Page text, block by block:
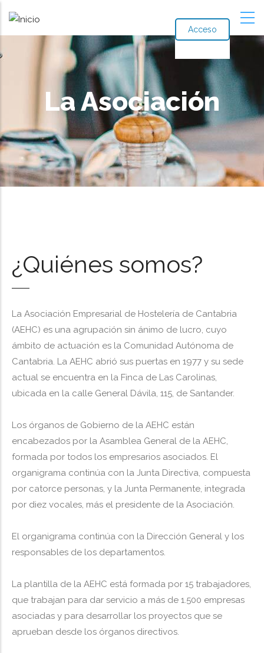
Acceso
La Asociación
Ruta
de
navegación
¿Quiénes somos?
La Asociación Empresarial de Hostelería de Cantabria
(AEHC) es una agrupación sin ánimo de lucro, cuyo
ámbito de actuación es la Comunidad Autónoma de
Cantabria. La AEHC abrió sus puertas en 1977 y su sede
actual se encuentra en la Finca de Las Carolinas,
ubicada en la calle General Dávila, 115, de Santander.
Los órganos de Gobierno de la AEHC están
encabezados por la Asamblea General de la AEHC,
formada por todos los empresarios asociados. El
organigrama continúa con la Junta Directiva, compuesta
por catorce personas, y la Junta Permanente, integrada
por diez vocales, más el presidente de la Asociación.
El organigrama continúa con la Dirección General y los
responsables de los departamentos.
La plantilla de la AEHC está formada por 15 trabajadores,
que trabajan para dar servicio a más de 1.500 empresas
asociadas y para desarrollar los proyectos que se
aprueban desde los órganos directivos.